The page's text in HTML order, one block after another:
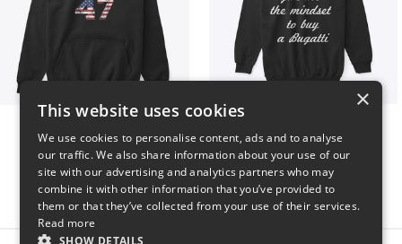
$40 $51
×
This website uses cookies
We use cookies to personalise content, ads and to analyse
our traffic. We also share information about your use of our
site with our advertising and analytics partners who may
combine it with other information that you’ve provided to
them or that they’ve collected from your use of their services.
Read more
SHOW DETAILS